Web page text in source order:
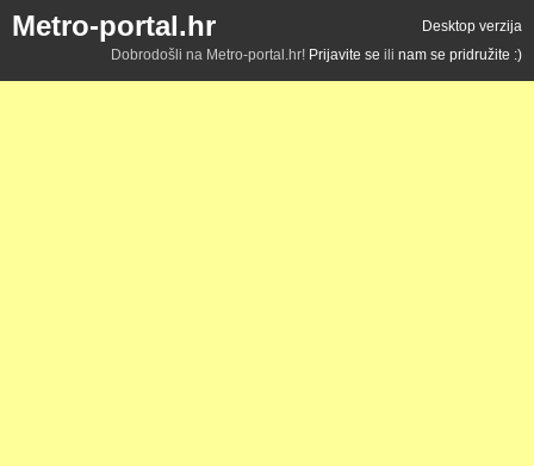
Metro-portal.hr
Desktop verzija
Dobrodošli na Metro-portal.hr! Prijavite se ili nam se pridružite :)